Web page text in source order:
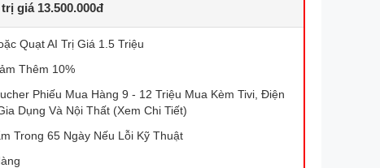
giá 13.500.000đ
Quạt AI Trị Giá 1.5 Triệu
Thêm 10%
Phiếu Mua Hàng 9 - 12 Triệu Mua Kèm Tivi, Điện
Dụng Và Nội Thất (Xem Chi Tiết)
Trong 65 Ngày Nếu Lỗi Kỹ Thuật